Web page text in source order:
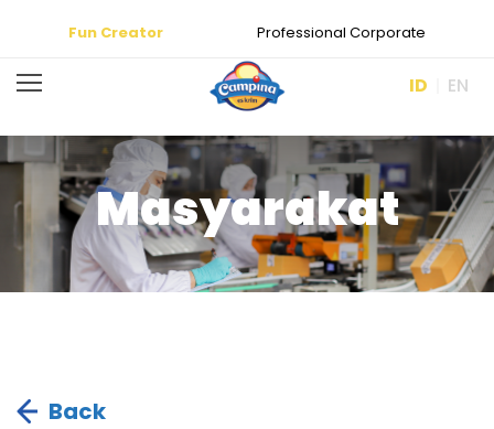
Fun Creator Professional Corporate
ID EN
Masyarakat
Back